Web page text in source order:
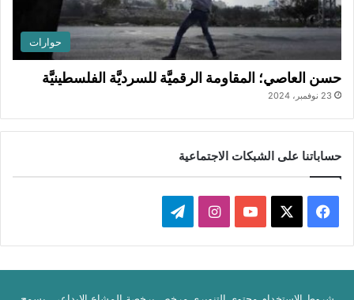
حوارات
حسن العاصي؛ المقاومة الرقميَّة للسرديَّة الفلسطينيَّة
23 نوفمبر، 2024
حساباتنا على الشبكات الاجتماعية
فيسبوك ‫YouTubeانستقرامتيلقرام